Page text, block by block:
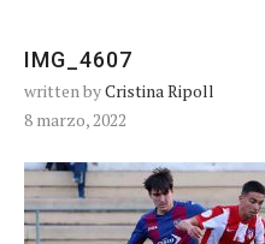
IMG_4607
written byCristina Ripoll
8 marzo, 2022